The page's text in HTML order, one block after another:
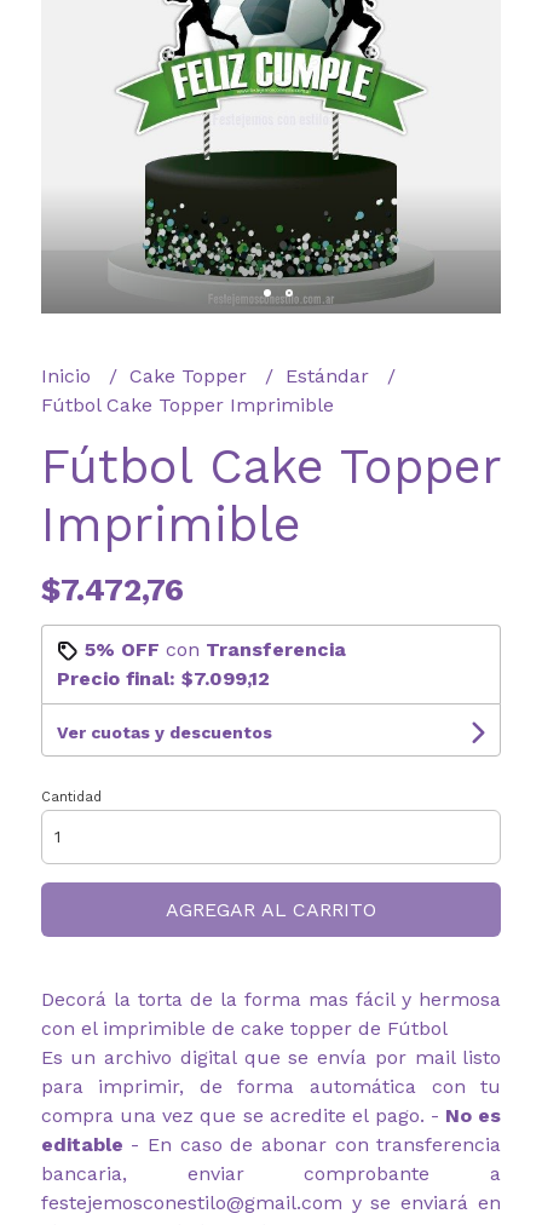
Inicio Cake Topper
Estándar
Fútbol Cake Topper Imprimible
Fútbol Cake Topper
Imprimible
$7.472,76
5% OFF con Transferencia
Precio final: $7.099,12
Ver cuotas y descuentos
Cantidad
AGREGAR AL CARRITO
Decorá la torta de la forma mas fácil y hermosa
con el imprimible de cake topper de Fútbol
Es un archivo digital que se envía por mail listo
para imprimir, de forma automática con tu
compra una vez que se acredite el pago. - No es
editable - En caso de abonar con transferencia
bancaria, enviar comprobante a
festejemosconestilo@gmail.com y se enviará en